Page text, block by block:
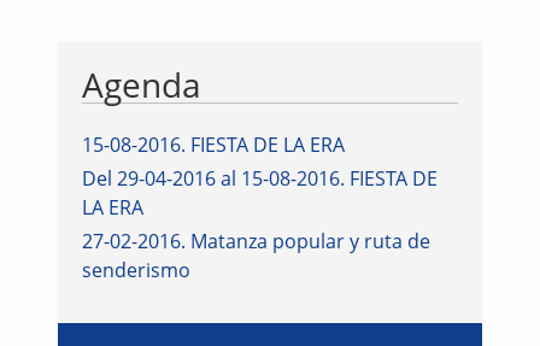
Agenda
15-08-2016. FIESTA DE LA ERA
Del 29-04-2016 al 15-08-2016. FIESTA DE
LA ERA
27-02-2016. Matanza popular y ruta de
senderismo